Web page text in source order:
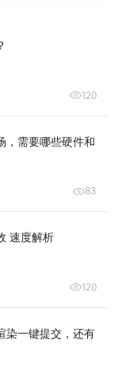
120
，需要哪些硬件和
83
速度解析
120
染一键提交，还有